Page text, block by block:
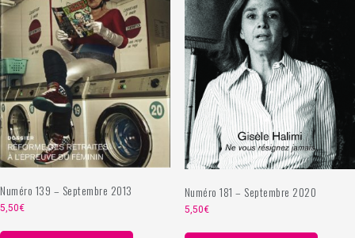
Numéro 139 – Septembre 2013
5,50€
Numéro 181 – Septembre 2020
5,50€